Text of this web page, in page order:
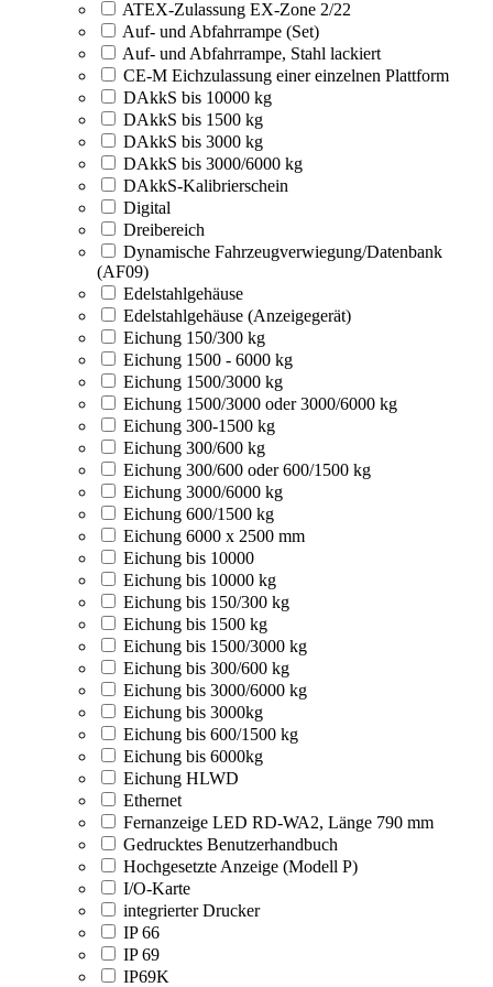
ATEX-Zulassung EX-Zone 2/22
Auf- und Abfahrrampe (Set)
Auf- und Abfahrrampe, Stahl lackiert
CE-M Eichzulassung einer einzelnen Plattform
DAkkS bis 10000 kg
DAkkS bis 1500 kg
DAkkS bis 3000 kg
DAkkS bis 3000/6000 kg
DAkkS-Kalibrierschein
Digital
Dreibereich
Dynamische Fahrzeugverwiegung/Datenbank
(AF09)
Edelstahlgehäuse
Edelstahlgehäuse (Anzeigegerät)
Eichung 150/300 kg
Eichung 1500 - 6000 kg
Eichung 1500/3000 kg
Eichung 1500/3000 oder 3000/6000 kg
Eichung 300-1500 kg
Eichung 300/600 kg
Eichung 300/600 oder 600/1500 kg
Eichung 3000/6000 kg
Eichung 600/1500 kg
Eichung 6000 x 2500 mm
Eichung bis 10000
Eichung bis 10000 kg
Eichung bis 150/300 kg
Eichung bis 1500 kg
Eichung bis 1500/3000 kg
Eichung bis 300/600 kg
Eichung bis 3000/6000 kg
Eichung bis 3000kg
Eichung bis 600/1500 kg
Eichung bis 6000kg
Eichung HLWD
Ethernet
Fernanzeige LED RD-WA2, Länge 790 mm
Gedrucktes Benutzerhandbuch
Hochgesetzte Anzeige (Modell P)
I/O-Karte
integrierter Drucker
IP 66
IP 69
IP69K